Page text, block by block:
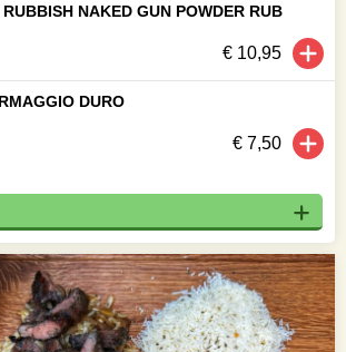
RUBBISH NAKED GUN POWDER RUB
€ 10,95
DURO
€ 7,50